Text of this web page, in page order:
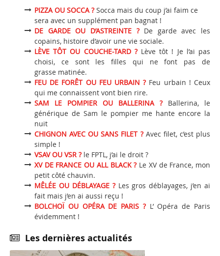
PIZZA OU SOCCA ?Socca mais du coup j’ai faim ce
sera avec un supplément pan bagnat !
DE GARDE OU D’ASTREINTE ?De garde avec les
copains, histoire d’avoir une vie sociale.
LÈVE TÔT OU COUCHE-TARD ?Lève tôt ! Je l’ai pas
choisi, ce sont les filles qui ne font pas de
grasse matinée.
FEU DE FORÊT OU FEU URBAIN ?Feu urbain ! Ceux
qui me connaissent vont bien rire.
SAM LE POMPIER OU BALLERINA ?Ballerina, le
générique de Sam le pompier me hante encore la
nuit
CHIGNON AVEC OU SANS FILET ?Avec filet, c’est plus
simple !
VSAV OU VSR ?le FPTL, j’ai le droit ?
XV DE FRANCE OU ALL BLACK ?Le XV de France, mon
petit côté chauvin.
MÊLÉE OU DÉBLAYAGE ?Les gros déblayages, j’en ai
fait mais j’en ai aussi reçu !
BOLCHOÏ OU OPÉRA DE PARIS ?L’ Opéra de Paris
évidemment !
Les dernières actualités